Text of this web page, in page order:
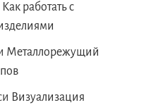
Как работать с
Металлорежущий
Визуализация